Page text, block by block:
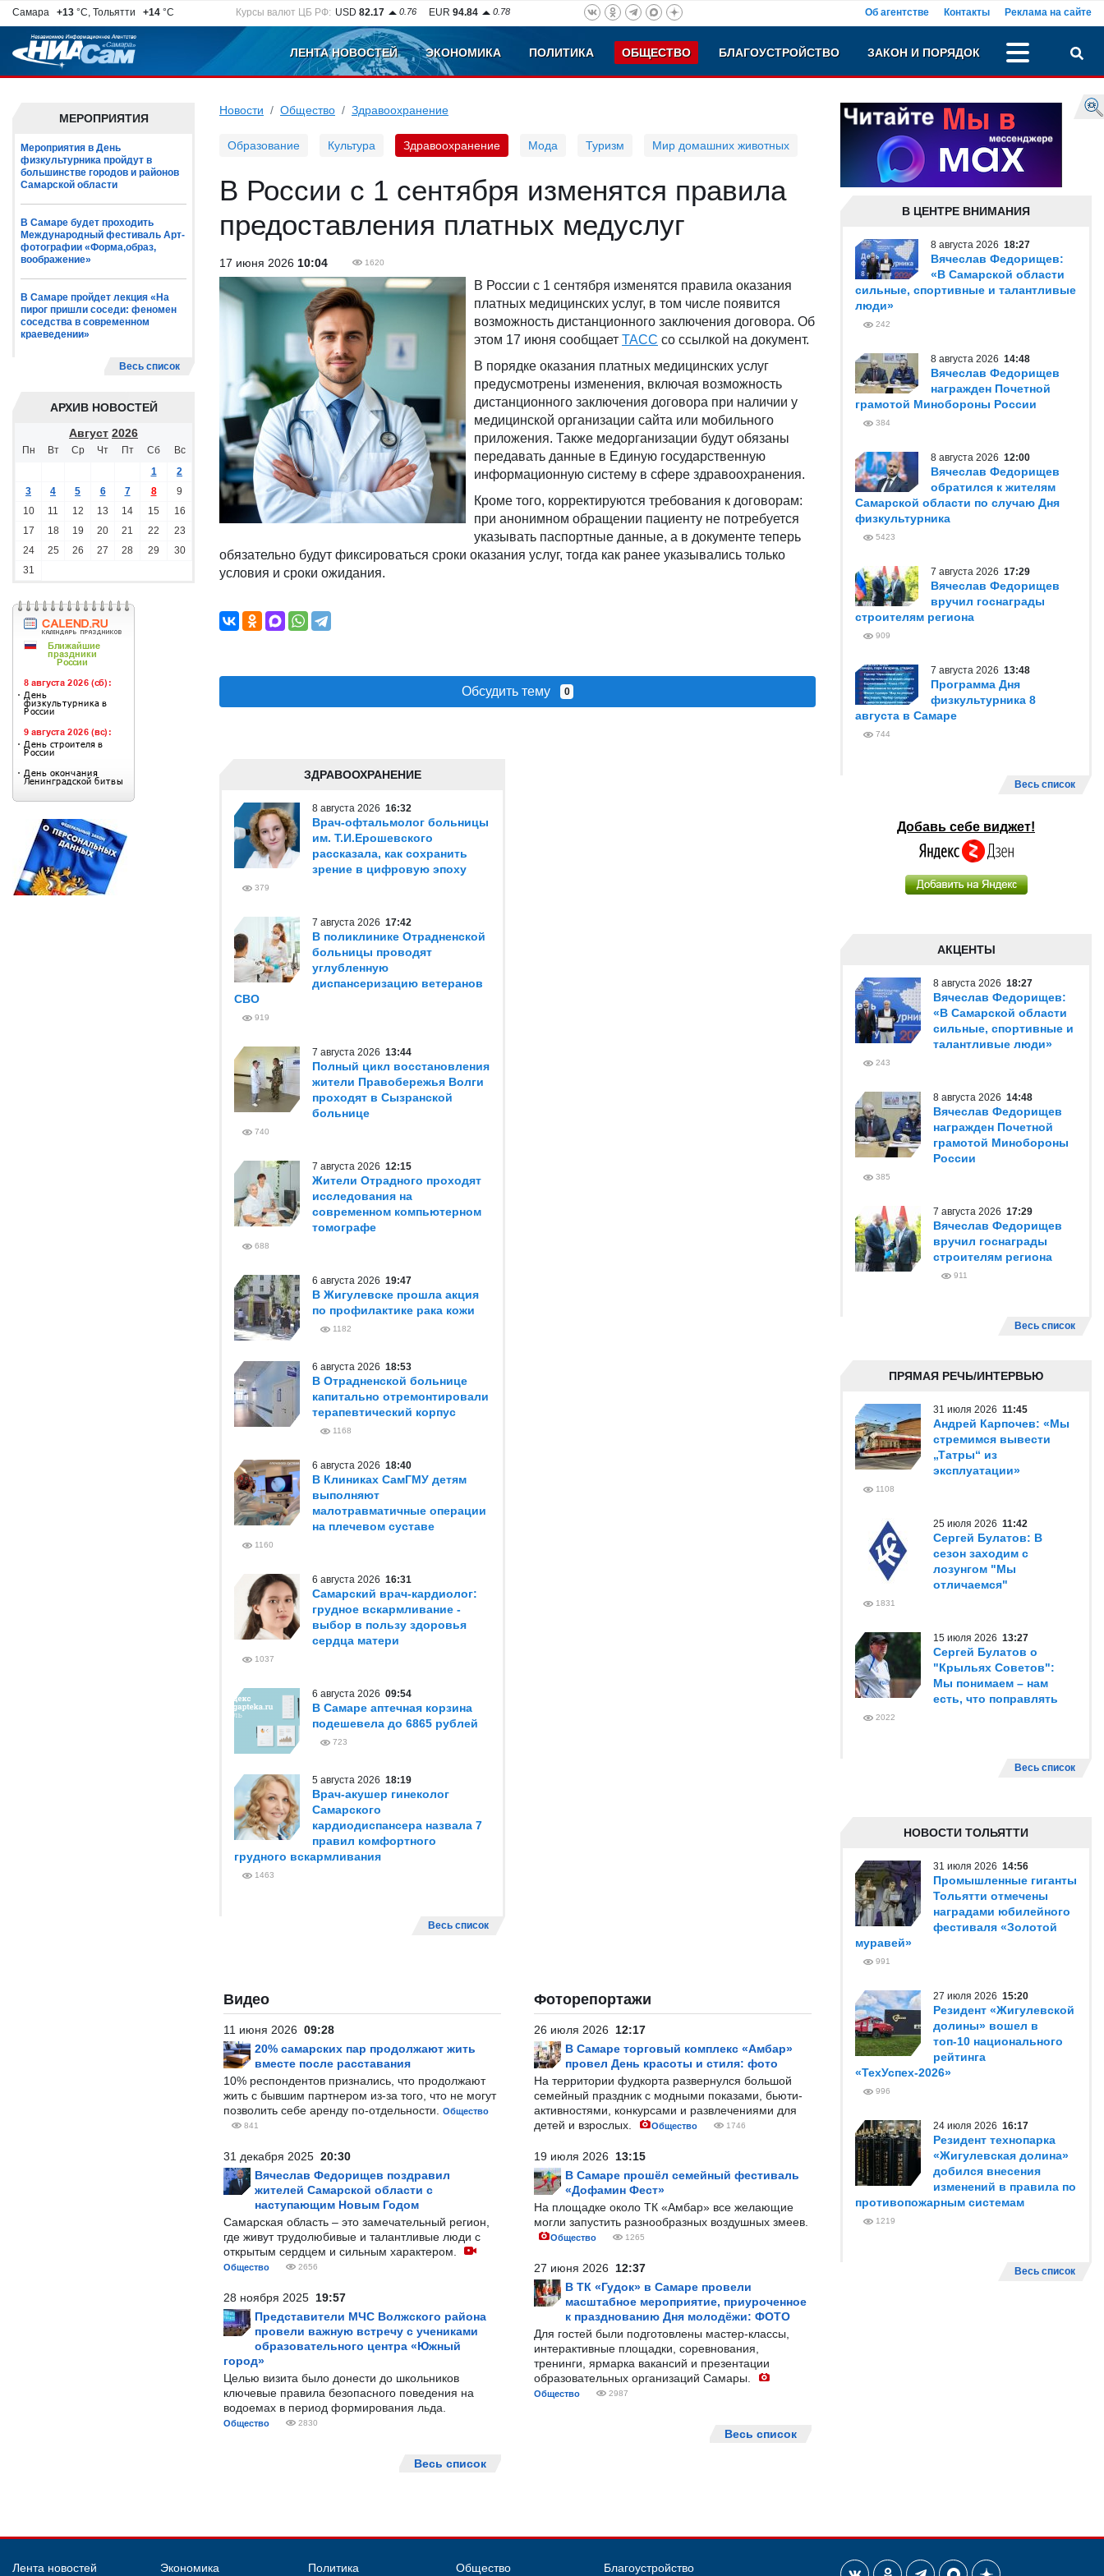
Самара +13 °C, Тольятти +14 °C Курсы валют ЦБ РФ: USD 82.17 0.76 EUR 94.84 0.78 Об агентстве Контакты Реклама на сайте
ЛЕНТА НОВОСТЕЙ ЭКОНОМИКА ПОЛИТИКА ОБЩЕСТВО БЛАГОУСТРОЙСТВО ЗАКОН И ПОРЯДОК
МЕРОПРИЯТИЯ
Мероприятия в День
физкультурника пройдут в
большинстве городов и районов
Самарской области
В Самаре будет проходить
Международный фестиваль Арт-
фотографии «Форма,образ,
воображение»
В Самаре пройдет лекция «На
пирог пришли соседи: феномен
соседства в современном
краеведении»
Весь список
АРХИВ НОВОСТЕЙ
Август 2026
Пн Вт Ср Чт Пт Сб
Вс
1
2
3
4 5 6 7 8
9
10
11 12 13 14 15
16
17
18 19 20 21 22
23
24
25 26 27 28 29
30
31
Новости Общество Здравоохранение
Образование Культура Здравоохранение Мода Туризм Мир домашних животных
В России с 1 сентября изменятся правила
предоставления платных медуслуг
17 июня 2026 10:04 1620
В России с 1 сентября изменятся правила оказания
платных медицинских услуг, в том числе появится
возможность дистанционного заключения договора. Об
этом 17 июня сообщает ТАСС со ссылкой на документ.
В порядке оказания платных медицинских услуг
предусмотрены изменения, включая возможность
дистанционного заключения договора при наличии у
медицинской организации сайта или мобильного
приложения. Также медорганизации будут обязаны
передавать данные в Единую государственную
информационную систему в сфере здравоохранения.
Кроме того, корректируются требования к договорам:
при анонимном обращении пациенту не потребуется
указывать паспортные данные, а в документе теперь
обязательно будут фиксироваться сроки оказания услуг, тогда как ранее указывались только
условия и сроки ожидания.
Обсудить тему 0
ЗДРАВООХРАНЕНИЕ
8 августа 2026 16:32
Врач-офтальмолог больницы
им. Т.И.Ерошевского
рассказала, как сохранить
зрение в цифровую эпоху
379
7 августа 2026 17:42
В поликлинике Отрадненской
больницы проводят
углубленную
диспансеризацию ветеранов
СВО
919
7 августа 2026 13:44
Полный цикл восстановления
жители Правобережья Волги
проходят в Сызранской
больнице
740
7 августа 2026 12:15
Жители Отрадного проходят
исследования на
современном компьютерном
томографе
688
6 августа 2026 19:47
В Жигулевске прошла акция
по профилактике рака кожи
1182
6 августа 2026 18:53
В Отрадненской больнице
капитально отремонтировали
терапевтический корпус
1168
6 августа 2026 18:40
В Клиниках СамГМУ детям
выполняют
малотравматичные операции
на плечевом суставе
1160
6 августа 2026 16:31
Самарский врач-кардиолог:
грудное вскармливание -
выбор в пользу здоровья
сердца матери
1037
6 августа 2026 09:54
В Самаре аптечная корзина
подешевела до 6865 рублей
723
5 августа 2026 18:19
Врач-акушер гинеколог
Самарского
кардиодиспансера назвала 7
правил комфортного
грудного вскармливания
1463
Весь список
Видео
11 июня 2026 09:28
20% самарских пар продолжают жить
вместе после расставания
10% респондентов признались, что продолжают
жить с бывшим партнером из-за того, что не могут
позволить себе аренду по-отдельности.
Общество
841
31 декабря 2025 20:30
Вячеслав Федорищев поздравил
жителей Самарской области с
наступающим Новым Годом
Самарская область – это замечательный регион,
где живут трудолюбивые и талантливые люди с
открытым сердцем и сильным характером.
Общество 2656
28 ноября 2025 19:57
Представители МЧС Волжского района
провели важную встречу с учениками
образовательного центра «Южный
город»
Целью визита было донести до школьников
ключевые правила безопасного поведения на
водоемах в период формирования льда.
Общество 2830
Весь список
Фоторепортажи
26 июля 2026 12:17
В Самаре торговый комплекс «Амбар»
провел День красоты и стиля: фото
На территории фудкорта развернулся большой
семейный праздник с модными показами, бьюти-
активностями, конкурсами и развлечениями для
детей и взрослых.
Общество 1746
19 июля 2026 13:15
В Самаре прошёл семейный фестиваль
«Дофамин Фест»
На площадке около ТК «Амбар» все желающие
могли запустить разнообразных воздушных змеев.
Общество 1265
27 июня 2026 12:37
В ТК «Гудок» в Самаре провели
масштабное мероприятие, приуроченное
к празднованию Дня молодёжи: ФОТО
Для гостей были подготовлены мастер-классы,
интерактивные площадки, соревнования,
тренинги, ярмарка вакансий и презентации
образовательных организаций Самары.
Общество 2987
Весь список
В ЦЕНТРЕ ВНИМАНИЯ
8 августа 2026 18:27
Вячеслав Федорищев:
«В Самарской области
сильные, спортивные и талантливые
люди»
242
8 августа 2026 14:48
Вячеслав Федорищев
награжден Почетной
грамотой Минобороны России
384
8 августа 2026 12:00
Вячеслав Федорищев
обратился к жителям
Самарской области по случаю Дня
физкультурника
5423
7 августа 2026 17:29
Вячеслав Федорищев
вручил госнаграды
строителям региона
909
7 августа 2026 13:48
Программа Дня
физкультурника 8
августа в Самаре
744
Весь список
Добавь себе виджет!
АКЦЕНТЫ
8 августа 2026 18:27
Вячеслав Федорищев:
«В Самарской области
сильные, спортивные и
талантливые люди»
243
8 августа 2026 14:48
Вячеслав Федорищев
награжден Почетной
грамотой Минобороны
России
385
7 августа 2026 17:29
Вячеслав Федорищев
вручил госнаграды
строителям региона
911
Весь список
ПРЯМАЯ РЕЧЬ/ИНТЕРВЬЮ
31 июля 2026 11:45
Андрей Карпочев: «Мы
стремимся вывести
„Татры“ из
эксплуатации»
1108
25 июля 2026 11:42
Сергей Булатов: В
сезон заходим с
лозунгом "Мы
отличаемся"
1831
15 июля 2026 13:27
Сергей Булатов о
"Крыльях Советов":
Мы понимаем – нам
есть, что поправлять
2022
Весь список
НОВОСТИ ТОЛЬЯТТИ
31 июля 2026 14:56
Промышленные гиганты
Тольятти отмечены
наградами юбилейного
фестиваля «Золотой
муравей»
991
27 июля 2026 15:20
Резидент «Жигулевской
долины» вошел в
топ-10 национального
рейтинга
«ТехУспех-2026»
996
24 июля 2026 16:17
Резидент технопарка
«Жигулевская долина»
добился внесения
изменений в правила по
противопожарным системам
1219
Весь список
Лента новостей Экономика Политика Общество Благоустройство